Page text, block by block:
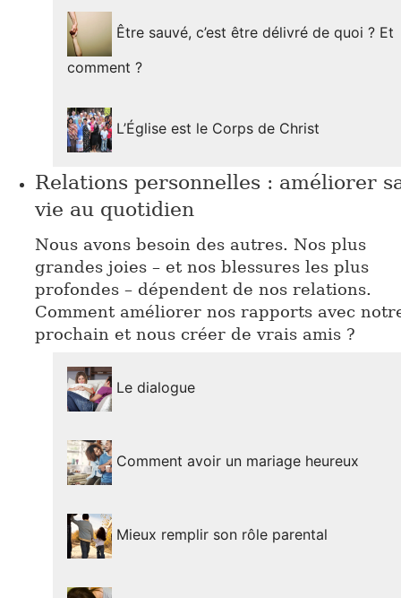
Être sauvé, c’est être délivré de quoi ? Et
comment ?
L’Église est le Corps de Christ
Relations personnelles : améliorer
vie au quotidien
Nous avons besoin des autres. Nos plus
grandes joies – et nos blessures les plus
profondes – dépendent de nos relations.
Comment améliorer nos rapports avec
prochain et nous créer de vrais amis ?
Le dialogue
Comment avoir un mariage heureux
Mieux remplir son rôle parental